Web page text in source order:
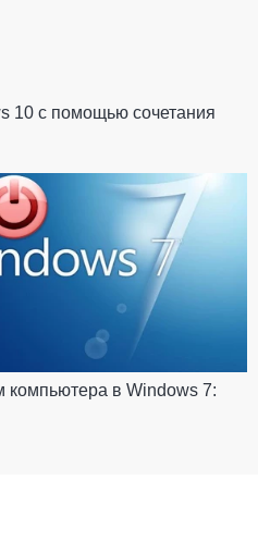
10 с помощью сочетания
в Windows 7: